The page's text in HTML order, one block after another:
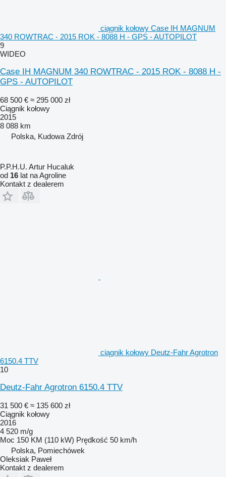
ciągnik kołowy Case IH MAGNUM
340 ROWTRAC - 2015 ROK - 8088 H - GPS - AUTOPILOT
9
WIDEO
Case IH MAGNUM 340 ROWTRAC - 2015 ROK - 8088 H -
GPS - AUTOPILOT
68 500 € ≈ 295 000 zł
Ciągnik kołowy
2015
8 088 km
Polska, Kudowa Zdrój
P.P.H.U. Artur Hucaluk
od 16 lat na Agroline
Kontakt z dealerem
ciągnik kołowy Deutz-Fahr Agrotron
6150.4 TTV
10
Deutz-Fahr Agrotron 6150.4 TTV
31 500 € ≈ 135 600 zł
Ciągnik kołowy
2016
4 520 m/g
Moc 150 KM (110 kW) Prędkość 50 km/h
Polska, Pomiechówek
Oleksiak Paweł
Kontakt z dealerem